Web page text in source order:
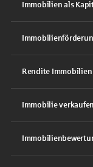
Immobilien als
Rendite Immobilien
Immobilie verkaufen